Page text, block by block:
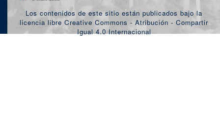
Los contenidos de este sitio están publicados bajo la
licencia libre Creative Commons - Atribución - Compartir
Igual 4.0 Internacional